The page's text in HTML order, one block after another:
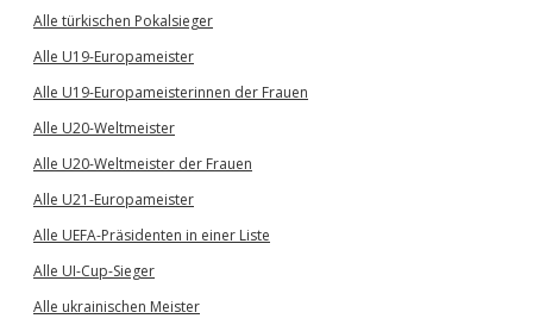
Alle türkischen Pokalsieger
Alle U19-Europameister
Alle U19-Europameisterinnen der Frauen
Alle U20-Weltmeister
Alle U20-Weltmeister der Frauen
Alle U21-Europameister
Alle UEFA-Präsidenten in einer Liste
Alle UI-Cup-Sieger
Alle ukrainischen Meister